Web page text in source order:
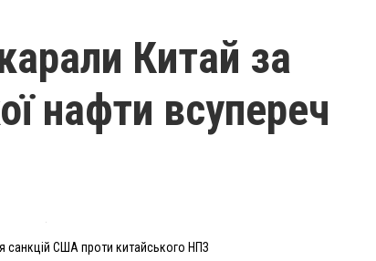
Китай за
нафти всупереч
санкцій США проти китайського НПЗ